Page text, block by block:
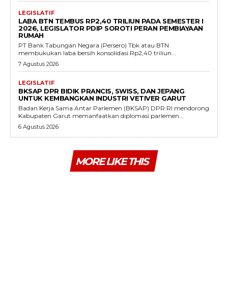
LEGISLATIF
LABA BTN TEMBUS RP2,40 TRILIUN PADA SEMESTER I
2026, LEGISLATOR PDIP SOROTI PERAN PEMBIAYAAN
RUMAH
PT Bank Tabungan Negara (Persero) Tbk atau BTN
membukukan laba bersih konsolidasi Rp2,40 triliun...
7 Agustus 2026
LEGISLATIF
BKSAP DPR BIDIK PRANCIS, SWISS, DAN JEPANG
UNTUK KEMBANGKAN INDUSTRI VETIVER GARUT
Badan Kerja Sama Antar Parlemen (BKSAP) DPR RI mendorong
Kabupaten Garut memanfaatkan diplomasi parlemen...
6 Agustus 2026
MORE LIKE THIS